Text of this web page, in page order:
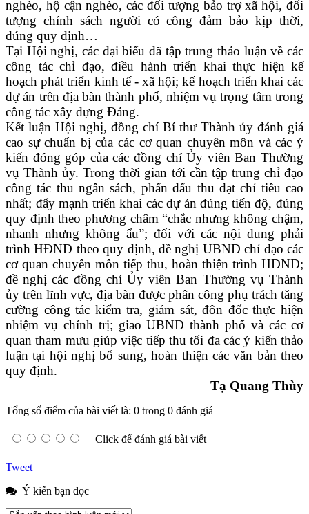
nghèo, hộ cận nghèo, các đối tượng bảo trợ xã hội, đối
tượng chính sách người có công đảm bảo kịp thời,
đúng quy định…
Tại Hội nghị, các đại biểu đã tập trung thảo luận về các
công tác chỉ đạo, điều hành triển khai thực hiện kế
hoạch phát triển kinh tế - xã hội; kế hoạch triển khai các
dự án trên địa bàn thành phố, nhiệm vụ trọng tâm trong
công tác xây dựng Đảng.
Kết luận Hội nghị, đồng chí Bí thư Thành ủy đánh giá
cao sựchuẩn bị của các cơ quan chuyên môn và các ý
kiến đóng góp của các đồng chí Ủy viên Ban Thường
vụ Thành ủy. Trong thời gian tới cần tập trung chỉ đạo
công tác thu ngân sách, phấn đấu thu đạt chỉ tiêu cao
nhất; đẩy mạnh triển khai các dự án đúng tiến độ, đúng
quy định theo phương châm “chắc nhưng không chậm,
nhanh nhưng không ẩu”; đối với các nội dung phải
trình HĐND theo quy định, đề nghị UBND chỉ đạo các
cơ quan chuyên môn tiếp thu, hoàn thiện trình HĐND;
đề nghị các đồng chí Ủy viên Ban Thường vụ Thành
ủy trên lĩnh vực, địa bàn được phân công phụ trách tăng
cường công tác kiểm tra, giám sát, đôn đốc thực hiện
nhiệm vụ chính trị; giao UBND thành phố và các cơ
quan tham mưu giúp việc tiếp thu tối đa các ý kiến thảo
luận tại hội nghị bổ sung, hoàn thiện các văn bản theo
quy định.
Tạ Quang Thùy
Tổng số điểm của bài viết là: 0 trong 0 đánh giá
Click để đánh giá bài viết
Tweet
Ý kiến bạn đọc